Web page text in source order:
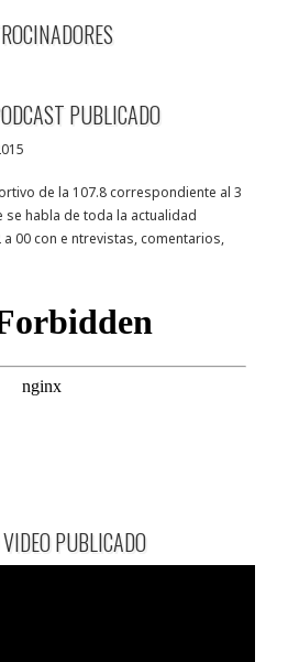
PUBLICADO
de la 107.8 correspondiente al 3
se habla de toda la actualidad
00 con e ntrevistas, comentarios,
PUBLICADO